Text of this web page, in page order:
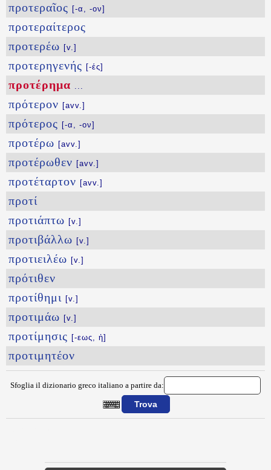
προτεραῖος [-α, -ον]
προτεραίτερος
προτερέω [v.]
προτερηγενής [-ές]
προτέρημα ...
πρότερον [avv.]
πρότερος [-α, -ον]
προτέρω [avv.]
προτέρωθεν [avv.]
προτέταρτον [avv.]
προτί
προτιάπτω [v.]
προτιβάλλω [v.]
προτιειλέω [v.]
πρότιθεν
προτίθημι
[v.]
προτιμάω [v.]
προτίμησις [-εως, ἡ]
προτιμητέον
Sfoglia il dizionario greco italiano a partire da: